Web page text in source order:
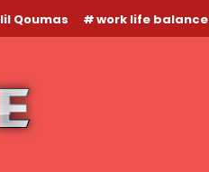
Qoumas work life balance